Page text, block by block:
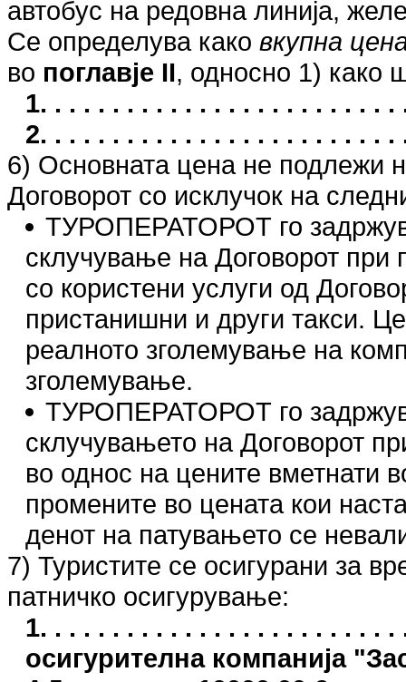
автобус на редовна линија,
Се определува како вкупна
во поглавје II, односно 1) како
1. . . . . . . . . . . . . . . . . . . . . . . .
2. . . . . . . . . . . . . . . . . . . . . . . .
6) Основната цена не подлежи
Договорот со исклучок на
ТУРОПЕРАТОРОТ го
склучување на Договорот при
со користени услуги од
пристанишни и други такси.
реалното зголемување на
зголемување.
ТУРОПЕРАТОРОТ го
склучувањето на Договорот
во однос на цените вметнати
промените во цената кои
денот на патувањето се
7) Туристите се осигурани за
патничко осигурување:
1. . . . . . . . . . . . . . . . . . . . . . . .
осигурителна компанија